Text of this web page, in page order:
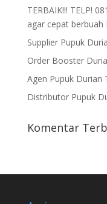
TERBAIK!!! TELP!
agar cepat berbuah
Supplier Pupuk
Order Booster
Agen Pupuk Durian
Distributor Pupuk
Komentar